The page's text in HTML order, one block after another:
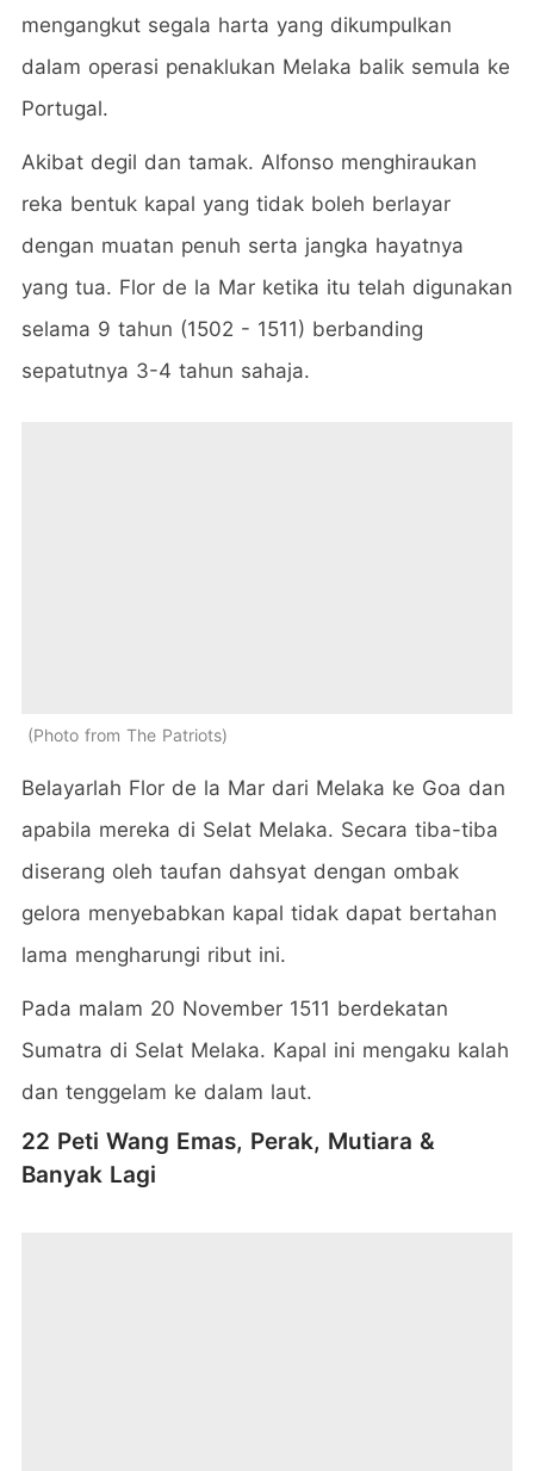
mengangkut segala harta yang dikumpulkan
dalam operasi penaklukan Melaka balik semula ke
Portugal.
Akibat degil dan tamak. Alfonso menghiraukan
reka bentuk kapal yang tidak boleh berlayar
dengan muatan penuh serta jangka hayatnya
yang tua. Flor de la Mar ketika itu telah digunakan
selama 9 tahun (1502 - 1511) berbanding
sepatutnya 3-4 tahun sahaja.
Photo from The Patriots
Belayarlah Flor de la Mar dari Melaka ke Goa dan
apabila mereka di Selat Melaka. Secara tiba-tiba
diserang oleh taufan dahsyat dengan ombak
gelora menyebabkan kapal tidak dapat bertahan
lama mengharungi ribut ini.
Pada malam 20 November 1511 berdekatan
Sumatra di Selat Melaka. Kapal ini mengaku kalah
dan tenggelam ke dalam laut.
22 Peti Wang Emas, Perak, Mutiara &
Banyak Lagi